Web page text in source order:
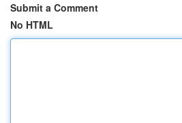
Submit a Comment
No HTML